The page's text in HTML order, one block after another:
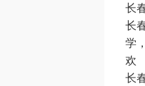
长
长
学
欢
长